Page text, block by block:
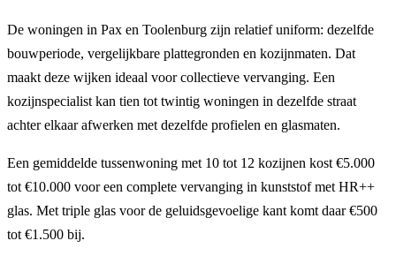
De woningen in Pax en Toolenburg zijn relatief uniform: dezelfde
bouwperiode, vergelijkbare plattegronden en kozijnmaten. Dat
maakt deze wijken ideaal voor collectieve vervanging. Een
kozijnspecialist kan tien tot twintig woningen in dezelfde straat
achter elkaar afwerken met dezelfde profielen en glasmaten.
Een gemiddelde tussenwoning met 10 tot 12 kozijnen kost €5.000
tot €10.000 voor een complete vervanging in kunststof met HR++
glas. Met triple glas voor de geluidsgevoelige kant komt daar €500
tot €1.500 bij.